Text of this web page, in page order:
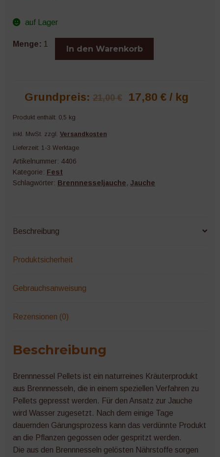
auf Lager
Neudorff
Menge: 1
In den Warenkorb
Grundpreis: 21,00€ 17,80 €/ kg
Produkt enthält: 0,5 kg
inkl. MwSt. zzgl. Versandkosten
Lieferzeit: 1-3 Werktage
Artikelnummer: 4406
Kategorie: Fest
Schlagwörter: Brennnesseljauche, Jauche
Beschreibung
Produktsicherheit
Gebrauchsanweisung
Rezensionen (0)
Beschreibung
Brennnessel Pellets ist ein naturreines Kräuterprodukt
aus Brennnesseln, die in einem speziellen Verfahren zu
Pellets gepresst werden. Für den Ansatz zur Jauche
wird Wasser zugesetzt. Nach dem einige Tage
dauernden Gärungsprozess kann das verdünnte Produkt
an die Pflanzen gegossen oder gespritzt werden.
Die aus den Brennnesseln gelösten Nährstoffe sorgen